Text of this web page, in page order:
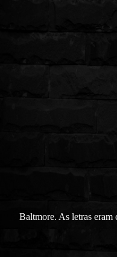
Baltmore. As letras eram